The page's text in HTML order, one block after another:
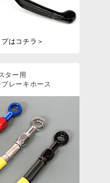
はコチラ＞
ター用
レーキホース